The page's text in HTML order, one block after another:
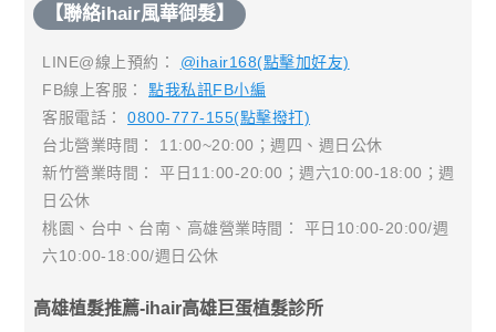
【聯絡ihair風華御髮】
LINE@線上預約： @ihair168(點擊加好友)
FB線上客服：點我私訊FB小編
客服電話：0800-777-155(點擊撥打)
台北營業時間： 11:00~20:00；週四、週日公休
新竹營業時間： 平日11:00-20:00；週六10:00-18:00；週
日公休
桃園、台中、台南、高雄營業時間： 平日10:00-20:00/週
六10:00-18:00/週日公休
高雄植髮推薦-ihair高雄巨蛋植髮診所